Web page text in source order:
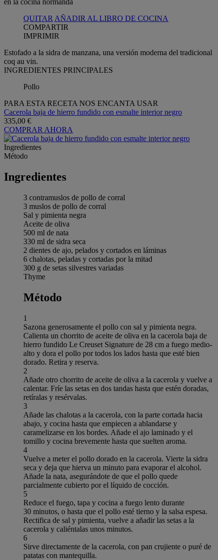
QUITAR AÑADIR AL LIBRO DE COCINA
COMPARTIR
IMPRIMIR
Estofado a la sidra de manzana, una versión moderna del tradicional
coq au vin.
INGREDIENTES PRINCIPALES
Pollo
PARA ESTA RECETA NOS ENCANTA USAR
Cacerola baja de hierro fundido con esmalte interior negro
335,00 €
COMPRAR AHORA
Ingredientes
Método
Ingredientes
3 contramuslos de pollo de corral
3 muslos de pollo de corral
Sal y pimienta negra
Aceite de oliva
500 ml de nata
330 ml de sidra seca
2 dientes de ajo, pelados y cortados en láminas
6 chalotas, peladas y cortadas por la mitad
300 g de setas silvestres variadas
Thyme
Método
1
Sazona generosamente el pollo con sal y pimienta negra.
Calienta un chorrito de aceite de oliva en la cacerola baja de
hierro fundido Le Creuset Signature de 28 cm a fuego medio-
alto y dora el pollo por todos los lados hasta que esté bien
dorado. Retira y reserva.
2
Añade otro chorrito de aceite de oliva a la cacerola y vuelve a
calentar. Fríe las setas en dos tandas hasta que estén doradas,
retíralas y resérvalas.
3
Añade las chalotas a la cacerola, con la parte cortada hacia
abajo, y cocina hasta que empiecen a ablandarse y
caramelizarse en los bordes. Añade el ajo laminado y el
tomillo y cocina brevemente hasta que suelten aroma.
4
Vuelve a meter el pollo dorado en la cacerola. Vierte la sidra
seca y deja que hierva un minuto para evaporar el alcohol.
Añade la nata, asegurándote de que el pollo quede
parcialmente cubierto por el líquido de cocción.
5
Reduce el fuego, tapa y cocina a fuego lento durante
30 minutos, o hasta que el pollo esté tierno y la salsa espesa.
Rectifica de sal y pimienta, vuelve a añadir las setas a la
cacerola y caliéntalas unos minutos.
6
Sirve directamente de la cacerola, con pan crujiente o puré de
patatas con mantequilla.